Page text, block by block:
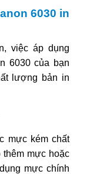
6030 in
việc áp dụng
6030 của bạn
lượng bản in
mực kém chất
mực hoặc
mực chính